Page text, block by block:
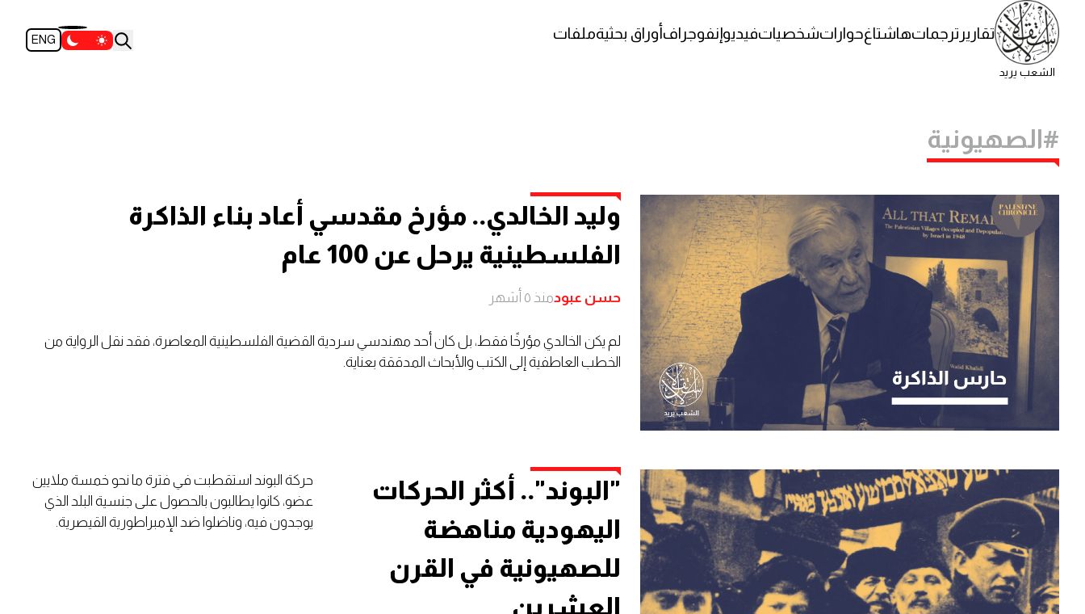
الشعب يريد
تقارير ترجماتهاشتاغحواراتشخصياتفيديو إنفوجراف أوراق بحثيةملفات ENG
#الصهيونية
وليد الخالدي.. مؤرخ مقدسي أعاد بناء الذاكرة
الفلسطينية يرحل عن 100 عام
حسن عبودمنذ ٥ أشهر
لم يكن الخالدي مؤرخًا فقط، بل كان أحد مهندسي سردية القضية الفلسطينية المعاصرة، فقد نقل الرواية من
الخطب العاطفية إلى الكتب والأبحاث المدققة بعناية.
"البوند".. أكثر الحركات
اليهودية مناهضة
للصهيونية في القرن
العشرين
حركة البوند استقطبت في فترة ما نحو خمسة ملايين
عضو، كانوا يطالبون بالحصول على جنسية البلد الذي
يوجدون فيه، وناضلوا ضد الإمبراطورية القيصرية.